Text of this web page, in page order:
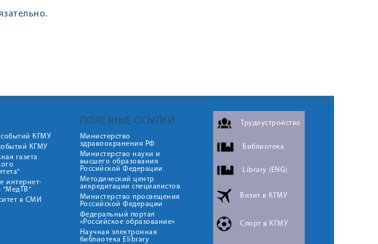
КГМУ
КГМУ
газета
интернет-
"МедТВ"
в СМИ
ПОЛЕЗНЫЕ ССЫЛКИ
Министерство
здравоохранения РФ
Министерство науки и
высшего образования
Российской Федерации
Методический центр
аккредитации специалистов
Министерство просвещения
Российской Федерации
Федеральный портал
«Российское образование»
Научная электронная
библиотека Elibrary
Трудоустройство
Библиотека
Library (ENG)
Визит в КГМУ
Спорт в КГМУ